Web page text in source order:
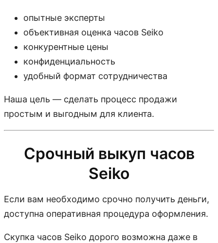
опытные эксперты
объективная оценка часов Seiko
конкурентные цены
конфиденциальность
удобный формат сотрудничества
Наша цель — сделать процесс продажи
простым и выгодным для клиента.
Срочный выкуп часов
Seiko
Если вам необходимо срочно получить деньги,
доступна оперативная процедура оформления.
Скупка часов Seiko дорого возможна даже в